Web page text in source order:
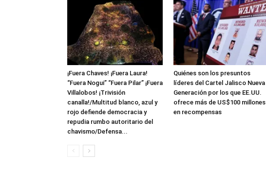
¡Fuera Chaves! ¡Fuera Laura!
“Fuera Nogui” “Fuera Pilar” ¡Fuera
Villalobos! ¡Trivisión
canalla!/Multitud blanco, azul y
rojo defiende democracia y
repudia rumbo autoritario del
chavismo/Defensa...
Quiénes son los presuntos
líderes del Cartel Jalisco Nueva
Generación por los que EE.UU.
ofrece más de US$100 millones
en recompensas